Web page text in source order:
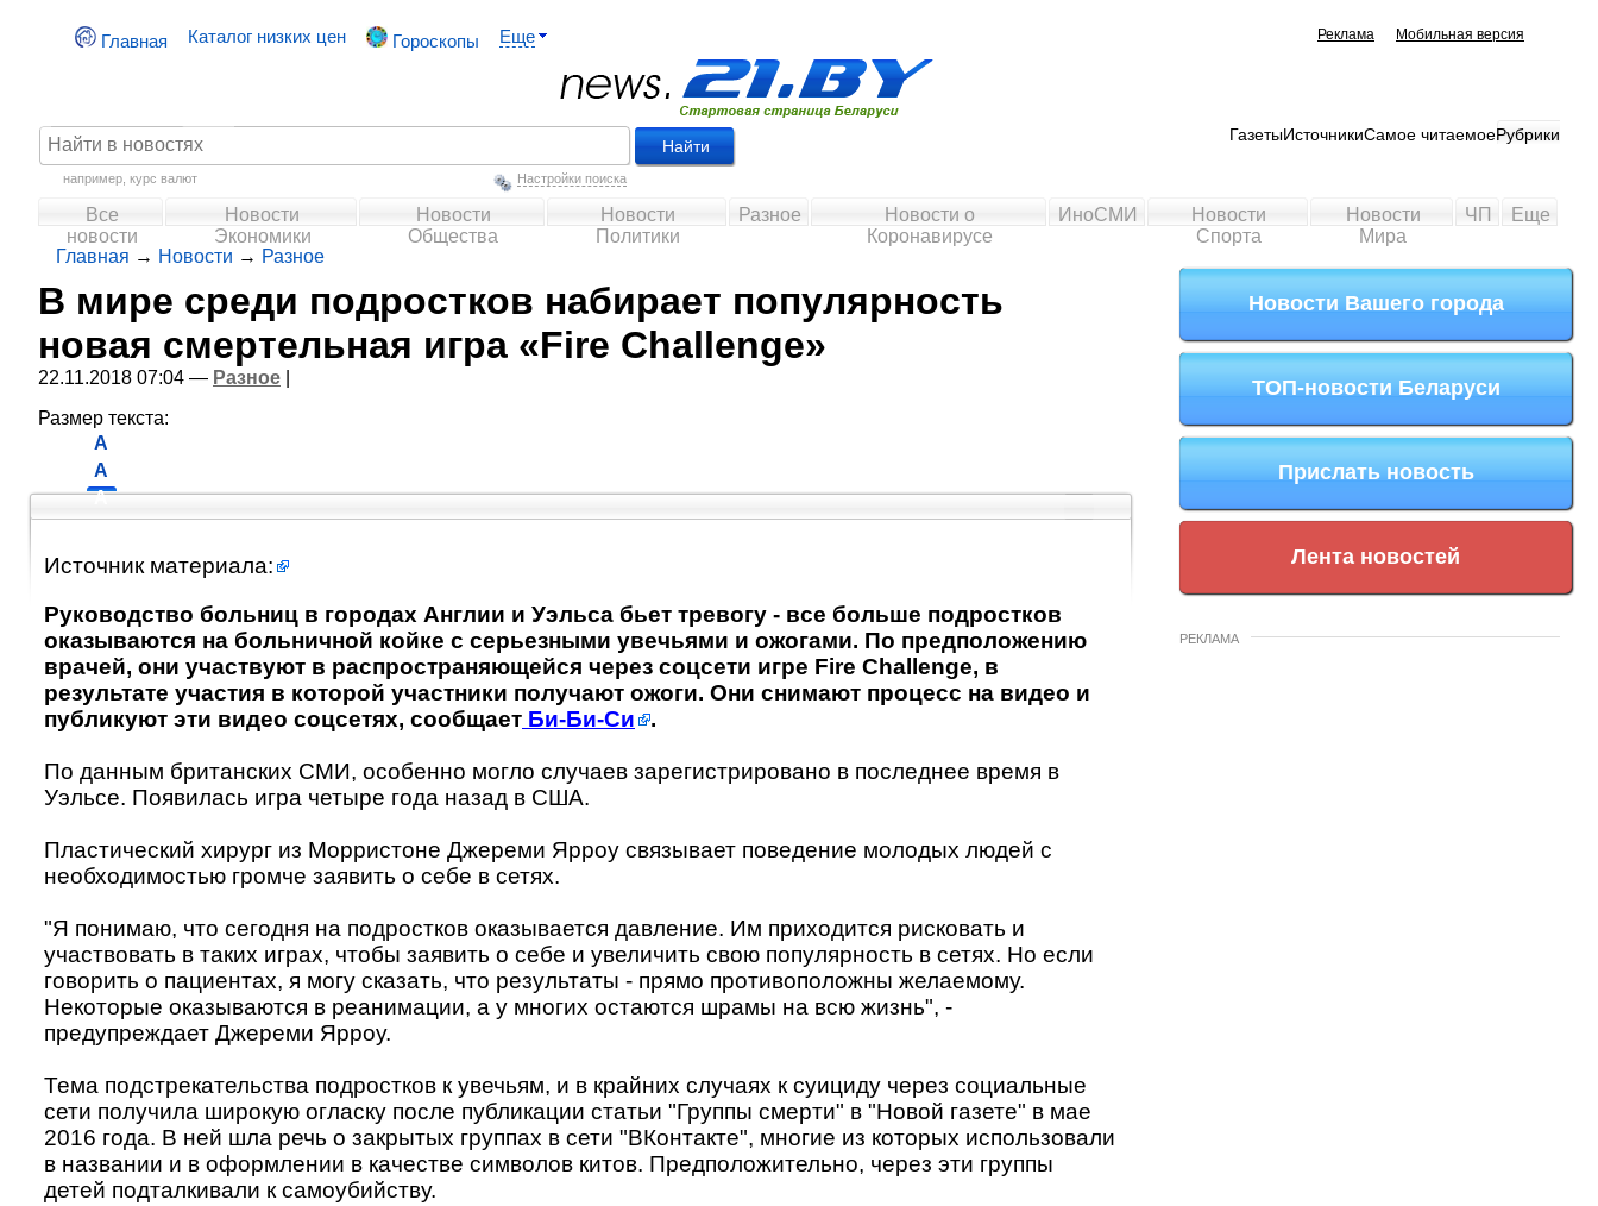
Главная Каталог низких цен Гороскопы Еще Мобильная версия
Реклама
например, курс валют Настройки поиска
ГазетыИсточникиСамое читаемоеРубрики
Все
новости
Новости
Экономики
Новости
Общества
Новости
Политики
Разное
Новости о
Коронавирусе
ИноСМИ
Новости
Спорта
Новости
Мира
ЧП Еще
Главная → Новости → Разное
В мире среди подростков набирает популярность
новая смертельная игра «Fire Challenge»
22.11.2018 07:04 — Разное
Размер текста:
A
A
A
Источник материала:
Руководство больниц в городах Англии и Уэльса бьет тревогу - все больше подростков
оказываются на больничной койке с серьезными увечьями и ожогами. По предположению
врачей, они участвуют в распространяющейся через соцсети игре Fire Challenge, в
результате участия в которой участники получают ожоги. Они снимают процесс на видео и
публикуют эти видео соцсетях, сообщает Би-Би-Си .
По данным британских СМИ, особенно могло случаев зарегистрировано в последнее время в
Уэльсе. Появилась игра четыре года назад в США.
Пластический хирург из Морристоне Джереми Ярроу связывает поведение молодых людей с
необходимостью громче заявить о себе в сетях.
"Я понимаю, что сегодня на подростков оказывается давление. Им приходится рисковать и
участвовать в таких играх, чтобы заявить о себе и увеличить свою популярность в сетях. Но если
говорить о пациентах, я могу сказать, что результаты - прямо противоположны желаемому.
Некоторые оказываются в реанимации, а у многих остаются шрамы на всю жизнь", -
предупреждает Джереми Ярроу.
Тема подстрекательства подростков к увечьям, и в крайних случаях к суициду через социальные
сети получила широкую огласку после публикации статьи "Группы смерти" в "Новой газете" в мае
2016 года. В ней шла речь о закрытых группах в сети "ВКонтакте", многие из которых использовали
в названии и в оформлении в качестве символов китов. Предположительно, через эти группы
детей подталкивали к самоубийству.
Новости Вашего города
ТОП-новости Беларуси
Прислать новость
Лента новостей
РЕКЛАМА